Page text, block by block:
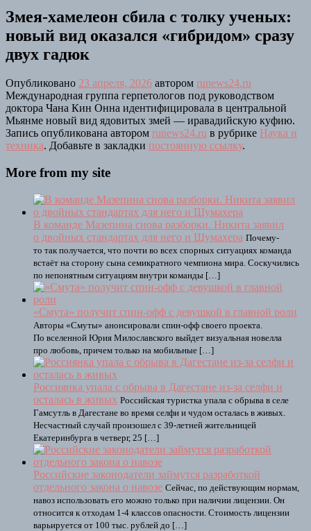
Змея-хамелеон сбила с толку ученых:
новый вид оказался «гибридом» сразу
двух гадюк
Опубликовано 23 апреля, 2026 автором runews24.ru
Международная группа герпетологов под руководством
доктора Чана Кин Онна идентифицировала в центральной
Мьянме новый вид ядовитых змей — иравадийскую куфию.
Запись опубликована автором runews24.ru в рубрике Наука и
техника. Добавьте в закладки постоянную ссылку.
More from my site
В команде Мазепина снова разборки. Никита заявил
о двойных стандартах для него и Шумахера Почему-
то так получается, что почти во всех спорных ситуациях команда
встаёт на сторону сына семикратного чемпиона мира. Соскучились
по непонятным ситуациям внутри команды […]
«Смута» получит спин-офф с девушкой в главной роли
Авторы «Смуты» анонсировали спин-офф своего проекта.
По вселенной Юрия Милославского выйдет визуальная новелла
про любовь, причем только на мобильные […]
Россиянка упала с обрыва в Дагестане из-за селфи и
осталась в живых Российская туристка упала с обрыва в селе
Гамсутль в Дагестане во время селфи и чудом осталась в живых.
Несчастный случай произошел с 39-летней жительницей
Екатеринбурга в четверг, 25 […]
Российские законодатели займутся разработкой
отдельного закона о навозе Сейчас, по действующим нормам,
навоз использовать его можно только при наличии лицензии. Он
относится к отходам 1-4 классов опасности. Стоимость лицензии
варьируется от 100 тыс. рублей до […]